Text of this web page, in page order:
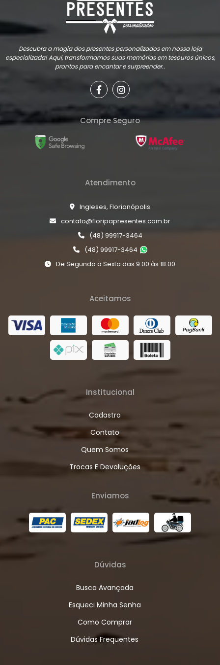
Descubra a magia dos presentes personalizados em nossa loja
especializada! Aqui, transformamos suas memórias em tesouros únicos,
prontos para encantar e surpreender..
Compre Seguro
Atendimento
Ingleses, Florianópolis
contato@floripapresentes.com.br
(48) 99917-3464
(48) 99917-3464
De Segunda à Sexta das 9:00 às 18:00
Aceitamos
Institucional
Cadastro
Contato
Quem Somos
Trocas E Devoluções
Enviamos
Dúvidas
Busca Avançada
Esqueci Minha Senha
Como Comprar
Dúvidas Frequentes